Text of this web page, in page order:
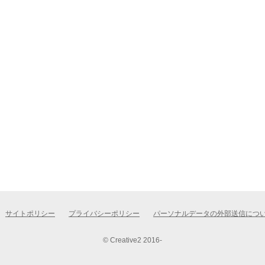
サイトポリシー プライバシーポリシー パーソナルデータの外部送信につ
© Creative2 2016-